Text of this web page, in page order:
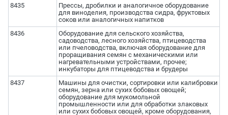
8435
Прессы, дробилки и аналогичное оборудование
для виноделия, производства сидра, фруктовых
соков или аналогичных напитков
8436
Оборудование для сельского хозяйства,
садоводства, лесного хозяйства, птицеводства
или пчеловодства, включая оборудование для
проращивания семян с механическими или
нагревательными устройствами, прочее;
инкубаторы для птицеводства и брудеры
8437
Машины для очистки, сортировки или калибровки
семян, зерна или сухих бобовых овощей;
оборудование для мукомольной
промышленности или для обработки злаковых
или сухих бобовых овощей, кроме оборудования,